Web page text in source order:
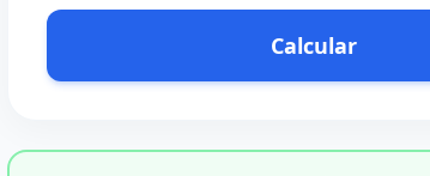
Calcular